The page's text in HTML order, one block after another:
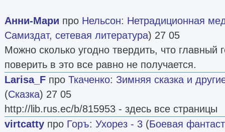
Анни-Мари про Нельсон: Нетрадиционная
Самиздат, сетевая литература) 27 05
Можно сколько угодно твердить, что главный
поверить в это все равно не получается.
Larisa_F про Ткаченко: Зимняя сказка и
(Сказка) 27 05
http://lib.rus.ec/b/815953 - здесь все страницы
virtcatty про Горъ: Ухорез - 3 (Боевая